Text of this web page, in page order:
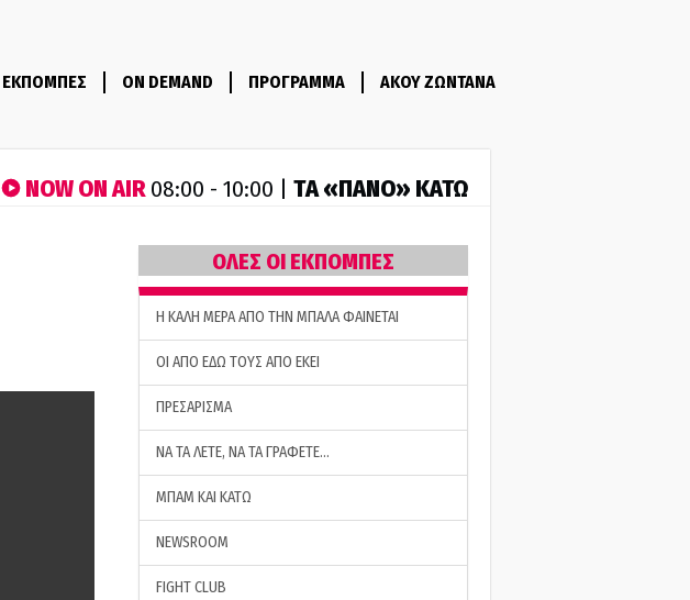
ΕΚΠΟΜΠΕΣ ON DEMAND ΠΡΟΓΡΑΜΜΑ ΑΚΟΥ ΖΩΝΤΑΝΑ
NOW ON AIR08:00 - 10:00 | ΤA «ΠΑΝΟ» ΚΑΤΩ
ΟΛΕΣ ΟΙ ΕΚΠΟΜΠΕΣ
H ΚΑΛΗ ΜΕΡΑ ΑΠΟ ΤΗΝ ΜΠΑΛΑ ΦΑΙΝΕΤΑΙ
ΟΙ ΑΠΟ ΕΔΩ ΤΟΥΣ ΑΠΟ ΕΚΕΙ
ΠΡΕΣΑΡΙΣΜΑ
ΝΑ ΤΑ ΛΕΤΕ, ΝΑ ΤΑ ΓΡΑΦΕΤΕ…
ΜΠΑΜ ΚΑΙ ΚΑΤΩ
NEWSROOM
FIGHT CLUB